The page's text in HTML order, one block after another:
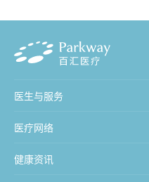
医生与服务
医疗网络
健康资讯